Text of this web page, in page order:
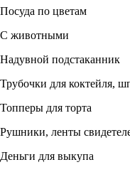
Посуда по цветам
С животными
Надувной подстаканник
Трубочки для коктейля,
Топперы для торта
Рушники, ленты
Деньги для выкупа